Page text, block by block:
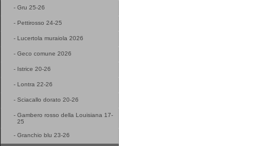
- Gru 25-26
- Pettirosso 24-25
- Lucertola muraiola 2026
- Geco comune 2026
- Istrice 20-26
- Lontra 22-26
- Sciacallo dorato 20-26
- Gambero rosso della Louisiana 17-
25
- Granchio blu 23-26